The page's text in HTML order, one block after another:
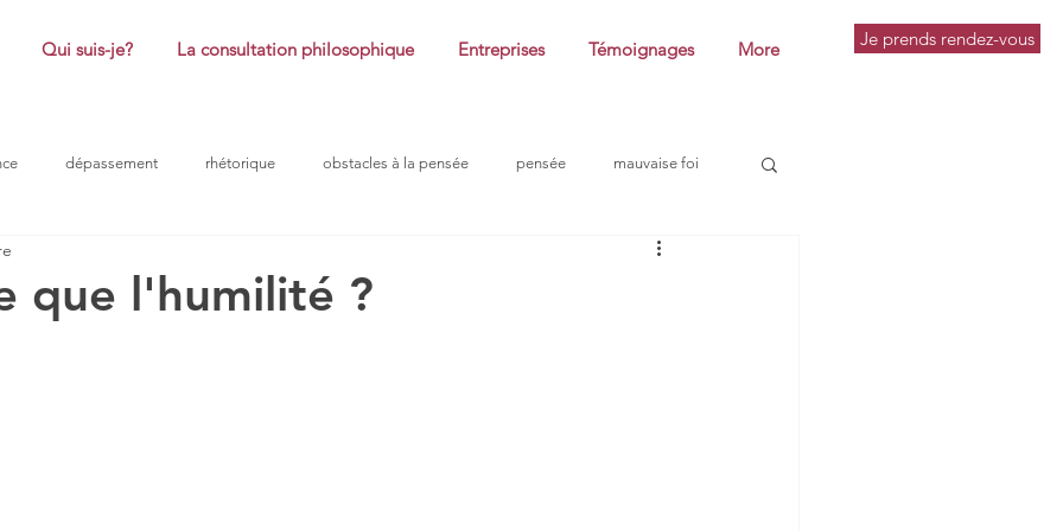
Qui suis-je? La consultation philosophique Entreprises Témoignages More Je prends rendez-vous
dépassement rhétorique obstacles à la pensée pensée mauvaise foi
pratique philosophique
que l'humilité ?
5.